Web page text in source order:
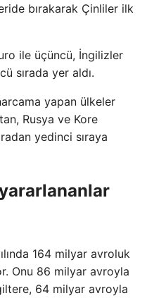
bırakarak Çinliler ilk
ile üçüncü, İngilizler
sırada yer aldı.
yapan ülkeler
Rusya ve Kore
yedinci sıraya
164 milyar avroluk
Onu 86 milyar avroyla
64 milyar avroyla